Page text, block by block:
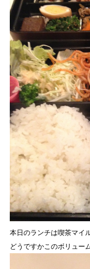
本日のランチは喫茶マイ
どうですかこのボリュー